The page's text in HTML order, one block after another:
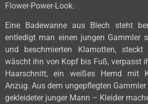
Flower-Power-Look.
Eine Badewanne aus Blech steht
entledigt man einen jungen Gammler
und beschmierten Klamotten,
wäscht ihn von Kopf bis Fuß, verpasst
Haarschnitt, ein weißes Hemd mit
Anzug. Aus dem ungepflegten
gekleideter junger Mann – Kleider